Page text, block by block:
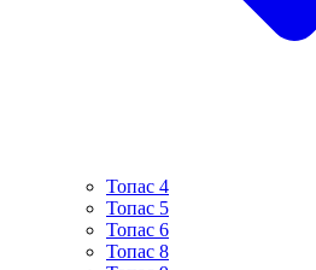
Топас 4
Топас 5
Топас 6
Топас 8